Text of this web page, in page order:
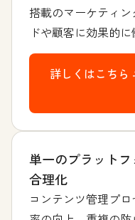
搭載のマーケティ
ドや顧客に効果的
詳しくはこちら
単一のプラット
合理化
コンテンツ管理プ